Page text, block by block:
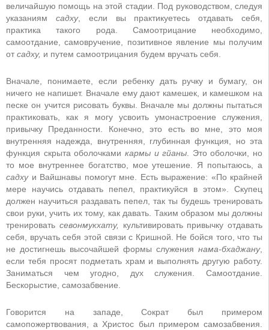
величайшую помощь на этой стадии. Под руководством, следуя
указаниям садху, если вы практикуетесь отдавать себя,
практика такого рода. Самоотрицание необходимо,
самоотдание, самовручение, позитивное явление мы получим
от садху, и путем самоотрицания будем вручать себя.
Вначале, понимаете, если ребенку дать ручку и бумагу, он
ничего не напишет. Вначале ему дают камешек, и камешком на
песке он учится рисовать буквы. Вначале мы должны пытаться
практиковать, как я могу усвоить умонастроение служения,
привычку Преданности. Конечно, это есть во мне, это моя
внутренняя надежда, внутренняя, глубинная функция, но эта
функция скрыта оболочками кармы и гйаны . Это оболочки, но
то мое внутреннее богатство, мое утешение. Я попытаюсь, а
садхуи Вайшнавы помогут мне. Есть выражение: «По крайней
мере научись отдавать пепел, практикуйся в этом». Скупец
должен научиться раздавать пепел, так ты будешь тренировать
свои руки, учить их тому, как давать. Таким образом мы должны
тренировать севонмукхату, культивировать привычку отдавать
себя, вручать себя этой связи с Кришной. Не бойся того, что ты
не достигнешь высочайшей формы служения нама-бхаджану,
если тебя просят подметать храм и выполнять другую работу.
Заниматься чем угодно, дух служения. Самоотдание.
Бескорыстие, самозабвение.
Говорится на западе, Сократ был примером
самопожертвования, а Христос был примером самозабвения.